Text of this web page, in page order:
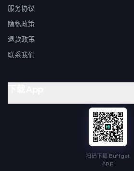
服务协议
隐私政策
退款政策
联系我们
扫码下载 Buffget
App